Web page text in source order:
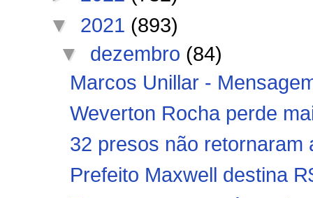
▼ 2021 (893)
▼ dezembro (84)
Marcos Unillar -
Weverton Rocha perde
32 presos não
Prefeito Maxwell destina